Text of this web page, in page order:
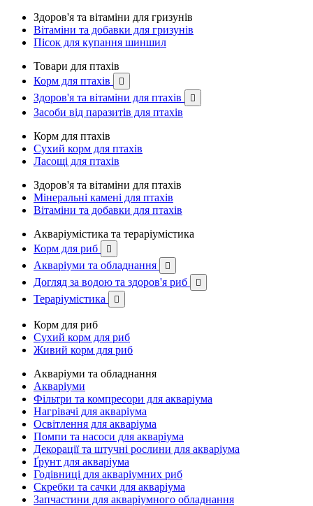
Здоров'я та вітаміни для гризунів
Вітаміни та добавки для гризунів
Пісок для купання шиншил
Товари для птахів
Корм для птахів

Здоров'я та вітаміни для птахів 
Засоби від паразитів для птахів
Корм для птахів
Сухий корм для птахів
Ласощі для птахів
Здоров'я та вітаміни для птахів
Мінеральні камені для птахів
Вітаміни та добавки для птахів
Акваріумістика та тераріумістика
Корм для риб

Акваріуми та обладнання 
Догляд за водою та здоров'я риб 
Тераріумістика 
Корм для риб
Сухий корм для риб
Живий корм для риб
Акваріуми та обладнання
Акваріуми
Фільтри та компресори для акваріума
Нагрівачі для акваріума
Освітлення для акваріума
Помпи та насоси для акваріума
Декорації та штучні рослини для акваріума
Ґрунт для акваріума
Годівниці для акваріумних риб
Скребки та сачки для акваріума
Запчастини для акваріумного обладнання